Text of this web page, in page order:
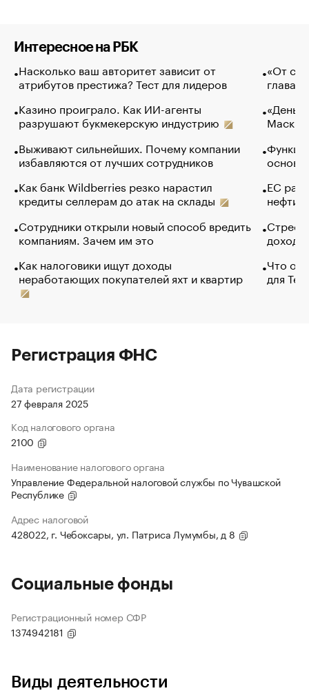
Интересное на РБК
Насколько ваш авторитет зависит от
атрибутов престижа? Тест для лидеров
Казино проиграло. Как ИИ-агенты
разрушают букмекерскую индустрию
Выживают сильнейших. Почему компании
избавляются от лучших сотрудников
Как банк Wildberries резко нарастил
кредиты селлерам до атак на склады
Сотрудники открыли новый способ вредить
компаниям. Зачем им это
Как налоговики ищут доходы
неработающих покупателей яхт и квартир
«От
глава
Маск в
основ
ЕС
нефти
Что
для
Регистрация ФНС
Дата регистрации
27 февраля 2025
Код налогового органа
2100
Наименование налогового органа
Управление Федеральной налоговой службы по Чувашской
Республике
Адрес налоговой
428022, г. Чебоксары, ул. Патриса Лумумбы, д 8
Социальные фонды
Регистрационный номер СФР
1374942181
Виды деятельности